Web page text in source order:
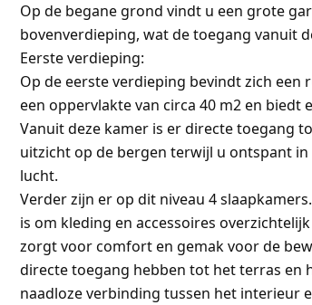
Op de begane grond vindt u een grote
bovenverdieping, wat de toegang vanuit
Eerste verdieping:
Op de eerste verdieping bevindt zich
een oppervlakte van circa 40 m2 en
Vanuit deze kamer is er directe toegang
uitzicht op de bergen terwijl u ontspant
lucht.
Verder zijn er op dit niveau 4
is om kleding en accessoires
zorgt voor comfort en gemak voor de
directe toegang hebben tot het terras en
naadloze verbinding tussen het interieur